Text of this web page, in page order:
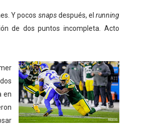
Y pocos snapsdespués, el running
de dos puntos incompleta. Acto
en